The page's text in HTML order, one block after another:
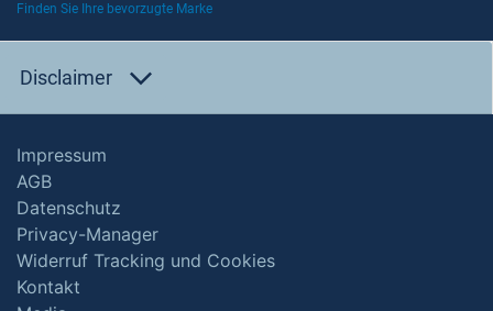
Finden Sie Ihre bevorzugte Marke
Disclaimer
Impressum
AGB
Datenschutz
Privacy-Manager
Widerruf Tracking und Cookies
Kontakt